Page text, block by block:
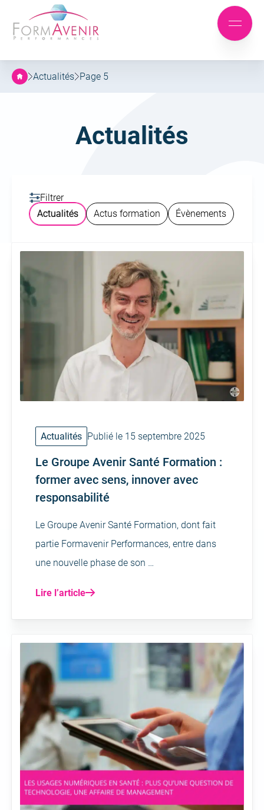
Aller
au
menu
Aller
au
contenu
Formavenir
Performances
Mobile
menu
Actualités Page 5
Catégorie :
Actualités
Filtrer
Actualités
Actus formation Évènements
Actualités Publié le 15 septembre 2025
Le Groupe Avenir Santé Formation :
former avec sens, innover avec
responsabilité
Le Groupe Avenir Santé Formation, dont fait
partie Formavenir Performances, entre dans
une nouvelle phase de son …
Lire l’article